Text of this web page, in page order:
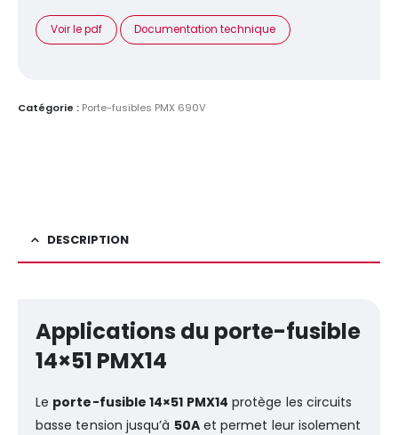
Voir le pdf Documentation technique
Catégorie : Porte-fusibles PMX 690V
DESCRIPTION
Applications du porte-fusible
14×51 PMX14
Le porte-fusible 14×51 PMX14 protège les circuits
basse tension jusqu’à 50Aet permet leur isolement